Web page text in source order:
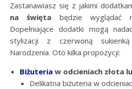
Zastanawiasz się z jakimi
na święta będzie wyglądać
Dopełniające dodatki mogą
stylizacji z czerwoną
Narodzenia. Oto kilka propozycji:
Biżuteria w odcieniach złota
Delikatna biżuteria w